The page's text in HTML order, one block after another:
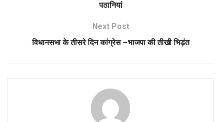
पठानियां
Next Post
विधानसभा के तीसरे दिन कांग्रेस –भाजपा की तीखी भिड़ंत